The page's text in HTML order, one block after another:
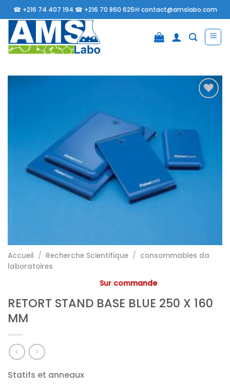
Passer
au
contenu
☎ +216 74 407 194 ☎ +216 70 860 625✉contact@amslabo.com
à la
d’envies
Accueil / Recherche Scientifique / consommables da
laboratoires
Sur commande
RETORT STAND BASE BLUE 250 X 160
MM
Statifs et anneaux